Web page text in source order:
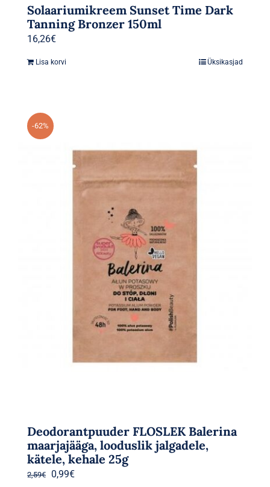
Solaariumikreem Sunset Time Dark
Tanning Bronzer 150ml
16,26€
Lisa korvi Üksikasjad
-62%
Deodorantpuuder FLOSLEK Balerina
maarjajääga, looduslik jalgadele,
kätele, kehale 25g
2,59€
Algne
0,99€Praegune